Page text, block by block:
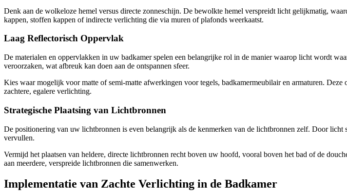
Denk aan de wolkeloze hemel versus directe zonneschijn. De bewolkte hemel verspreidt licht gelijkmatig,
kappen, stoffen kappen of indirecte verlichting die via muren of plafonds weerkaatst.
Laag Reflectorisch Oppervlak
De materialen en oppervlakken in uw badkamer spelen een belangrijke rol in de manier waarop licht wordt
veroorzaken, wat afbreuk kan doen aan de ontspannen sfeer.
Kies waar mogelijk voor matte of semi-matte afwerkingen voor tegels, badkamermeubilair en armaturen.
zachtere, egalere verlichting.
Strategische Plaatsing van Lichtbronnen
De positionering van uw lichtbronnen is even belangrijk als de kenmerken van de lichtbronnen zelf. Door licht
vervullen.
Vermijd het plaatsen van heldere, directe lichtbronnen recht boven uw hoofd, vooral boven het bad of de
aan meerdere, verspreide lichtbronnen die samenwerken.
Implementatie van Zachte Verlichting in de Badkamer